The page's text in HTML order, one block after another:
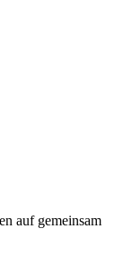
auf gemeinsam